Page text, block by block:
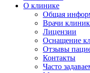
О клинике
Общая
Врачи
Лицензии
Оснащение
Отзывы
Контакты
Часто